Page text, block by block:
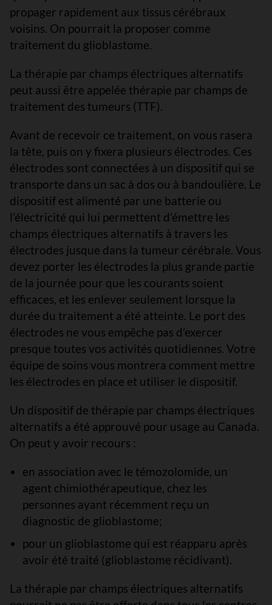
propager rapidement aux tissus cérébraux
voisins. On pourrait la proposer comme
traitement du glioblastome.
La thérapie par champs électriques alternatifs
peut aussi être appelée thérapie par champs de
traitement des tumeurs (TTF).
Avant de recevoir ce traitement, on vous rasera
la tête, puis on y fixera plusieurs électrodes. Ces
électrodes sont connectées à un dispositif qui se
transporte dans un sac à dos ou à bandoulière. Le
dispositif est alimenté par une batterie ou
l’électricité qui lui permettent d’émettre les
champs électriques alternatifs à travers les
électrodes jusque dans la tumeur cérébrale. Vous
devez porter les électrodes la plus grande partie
de la journée pour que les courants soient
efficaces, et les enlever seulement lorsque la
durée du traitement a été atteinte. Le port des
électrodes ne vous empêche pas d’exercer
presque toutes vos activités quotidiennes. Votre
équipe de soins vous montrera comment mettre
les électrodes en place et utiliser le dispositif.
Un dispositif de thérapie par champs électriques
alternatifs a été approuvé pour usage au Canada.
On peut y avoir recours :
en association avec le témozolomide, un
agent chimiothérapeutique, chez les
personnes ayant récemment reçu un
diagnostic de glioblastome;
pour un glioblastome qui est réapparu après
avoir été traité (glioblastome récidivant).
La thérapie par champs électriques alternatifs